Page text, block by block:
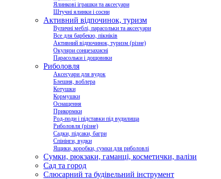
Ялинкові іграшки та аксесуари
Штучні ялинки і сосни
Активний відпочинок, туризм
Вуличні меблі, парасольки та аксесуари
Все для барбекю, пікніків
Активний відпочинок, туризм (різне)
Окуляри сонцезахисні
Парасольки і дощовики
Риболовля
Аксесуари для вудок
Блешня, воблера
Котушки
Кормушки
Оснащення
Прикормки
Род-поди і підставки під вудилища
Риболовля (різне)
Садки, підсаки, багри
Спінінги, вудки
Ящики, коробки, сумки для риболовлі
Сумки, рюкзаки, гаманці, косметички, валізи
Сад та город
Слюсарний та будівельний інструмент